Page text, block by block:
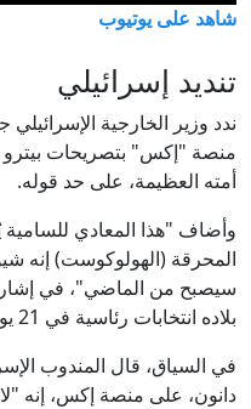
شاهد على يوتيوب
تنديد إسرائيلي
ندد وزير الخارجية
منصة "إكس" بتصريحات
أمته العظيمة، على حد قوله.
وأضاف "هذا المعادي
المحرقة (الهولوكوست) إنه
سيصبح من الماضي"، في إشارة
بلاده انتخابات رئاسية في 21 يونيو/حزيران الجاري لن يترشح فيها.
في السياق، قال المندوب
دانون، على منصة إكس، إنه